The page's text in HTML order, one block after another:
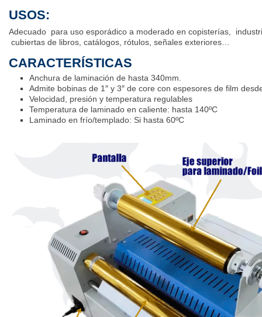
USOS:
Adecuado para uso esporádico a moderado en copisterías,
cubiertas de libros, catálogos, rótulos, señales exteriores…
CARACTERÍSTICAS
Anchura de laminación de hasta 340mm.
Admite bobinas de 1″ y 3″ de core con espesores de film
Velocidad, presión y temperatura regulables
Temperatura de laminado en caliente: hasta 140ºC
Laminado en frío/templado: Si hasta 60ºC